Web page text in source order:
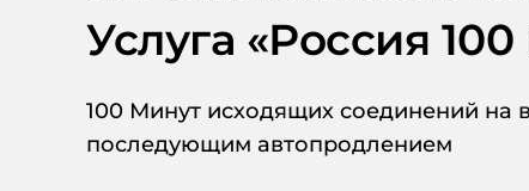
Услуга «Россия
100 Минут исходящих соединений на
последующим автопродлением